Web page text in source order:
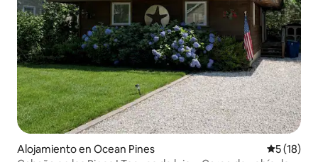
Alojamiento en Ocean Pines
5 (18)